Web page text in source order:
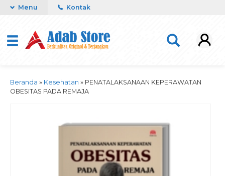
Menu Kontak
Beranda » Kesehatan » PENATALAKSANAAN KEPERAWATAN
OBESITAS PADA REMAJA